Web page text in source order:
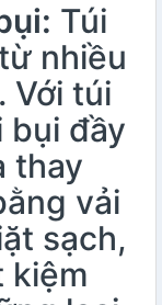
Túi
nhiều
Với túi
bụi đầy
thay
vải
sạch,
kiệm